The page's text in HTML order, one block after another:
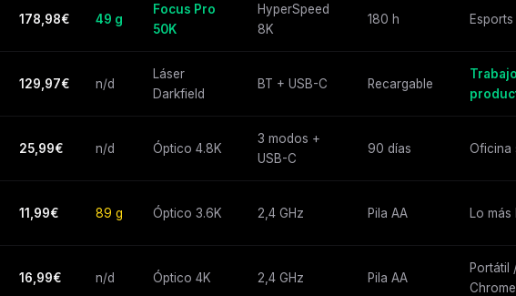
178,98€ 49 g
Focus Pro
50K
HyperSpeed
8K
180 h
129,97€ n/d
Láser
Darkfield
BT + USB-C Recargable
25,99€ n/d Óptico 4.8K
3 modos +
USB-C
90 días Oficina
11,99€ 89 g Óptico 3.6K 2,4 GHz Pila AA Lo más
16,99€ n/d Óptico 4K 2,4 GHz Pila AA
Portátil